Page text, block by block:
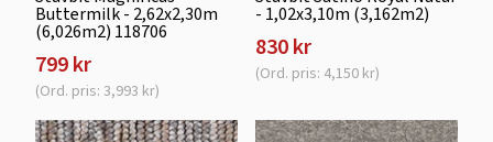
Buttermilk - 2,62x2,30m
(6,026m2) 118706
799 kr
(Ord. pris: 3,993 kr)
- 1,02x3,10m (3,162m2)
830 kr
(Ord. pris: 4,150 kr)